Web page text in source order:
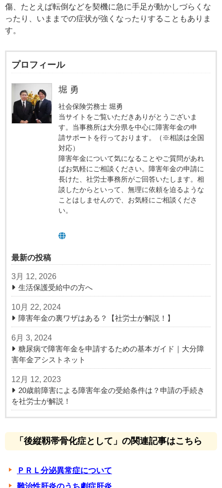
傷、たとえば転倒などを契機に急に手足が動かしづらくな
ったり、いままでの症状が強くなったりすることもありま
す。
プロフィール
堀 勇
社会保険労務士 堀勇
当サイトをご覧いただきありがとうございま
す。当事務所は大分県を中心に障害年金の申
請サポートを行っております。（※相談は全国
対応）
障害年金について気になることやご質問があれ
ばお気軽にご相談ください。障害年金の申請に
長けた、社労士事務所がご回答いたします。相
談したからといって、無理に依頼を迫るような
ことはしませんので、お気軽にご相談くださ
い。
最新の投稿
3月 12, 2026
生活保護受給中の方へ
10月 22, 2024
障害年金の裏ワザはある？【社労士が解説！】
6月 3, 2024
糖尿病で障害年金を申請するための基本ガイド｜大分障
害年金アシストネット
12月 12, 2023
20歳前障害による障害年金の受給条件は？申請の手続き
を社労士が解説！
「後縦靱帯骨化症として」の関連記事はこちら
ＰＲＬ分泌異常症について